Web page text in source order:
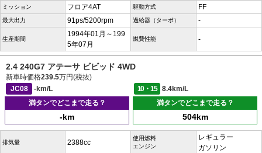
ミッション フロア4AT 駆動方式 FF
最大出力 91ps/5200rpm 過給器（ターボ） -
生産期間
1994年01月～199
5年07月
燃費性能 -
2.4 240G7 アテーサ ビビッド 4WD
新車時価格239.5万円(税抜)
JC08
-km/L 10・15
8.4km/L
満タンでどこまで走る？
-km
満タンでどこまで走る？
504km
排気量 2388cc
使用燃料
エンジン
レギュラー
ガソリン